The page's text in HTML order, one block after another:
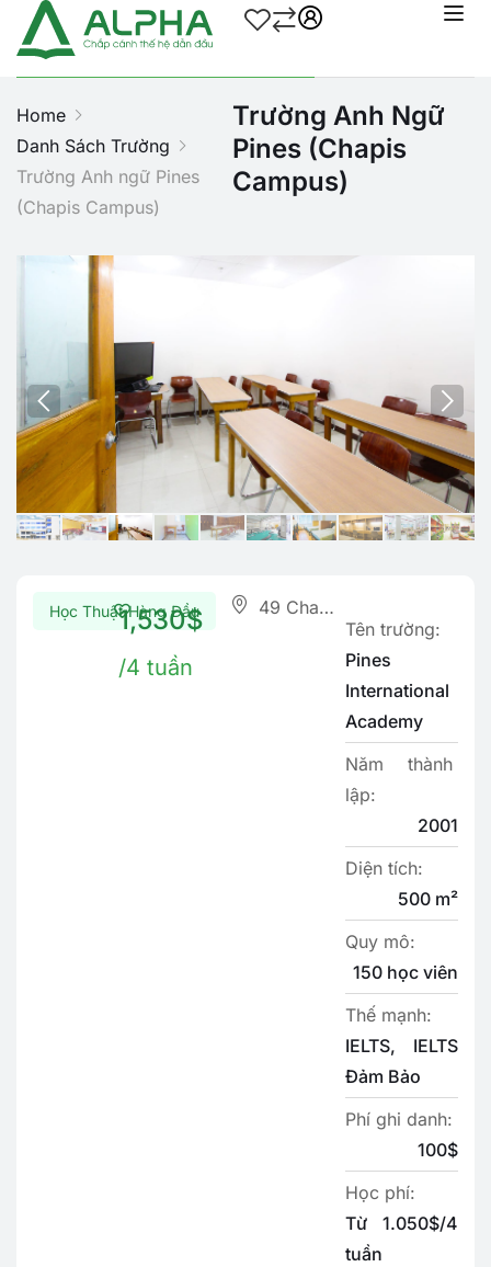
Home
Danh Sách Trường
Trường Anh ngữ Pines
(Chapis Campus)
Trường Anh Ngữ
Pines (Chapis
Campus)
Học Thuật Hàng Đầu
1,530$
/4 tuần
49 Chapis Village, Marcos Highway, Baguio City, Philippines
Tên trường:
Pines
International
Academy
Năm thành
lập:
2001
Diện tích:
500 m²
Quy mô:
150 học viên
Thế mạnh:
IELTS, IELTS
Đảm Bảo
Phí ghi danh:
100$
Học phí:
Từ 1.050$/4
tuần